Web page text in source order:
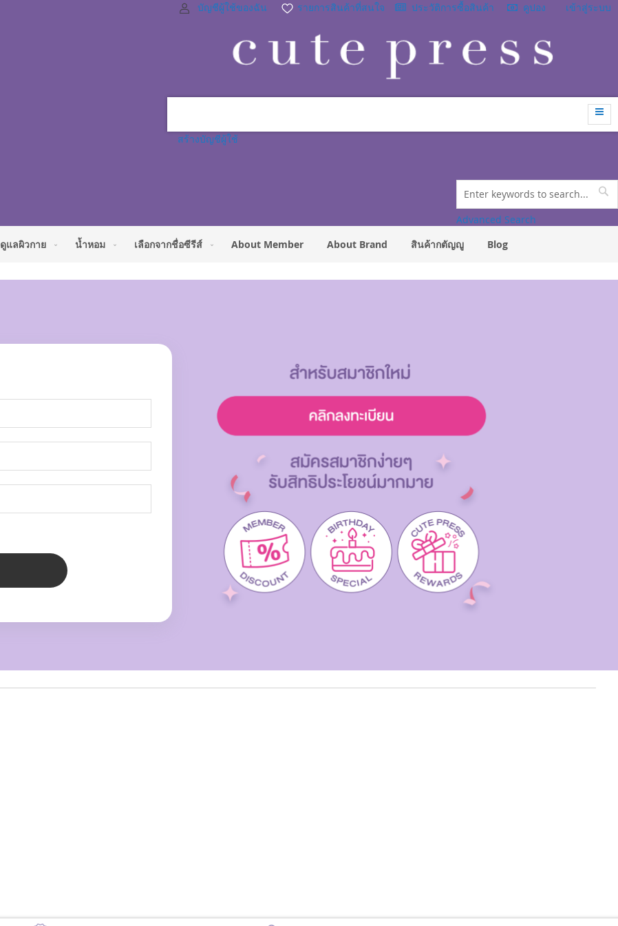
บัญชีผู้ใช้ของฉัน รายการสินค้าที่สนใจ ประวัติการซื้อสินค้า คูปอง เข้าสู่ระบบ
สร้างบัญชีผู้ใช้
Search
Advanced Search
ดูแลผิวกาย น้ำหอม เลือกจากชื่อซีรีส์ About Member About Brand สินค้ากตัญญู Blog